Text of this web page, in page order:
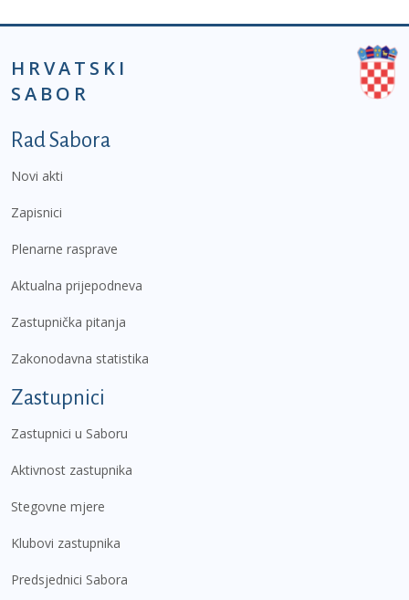
HRVATSKI
SABOR
Podnožje prvi izbornik
Rad Sabora
Novi akti
Zapisnici
Plenarne rasprave
Aktualna prijepodneva
Zastupnička pitanja
Zakonodavna statistika
Zastupnici
Zastupnici u Saboru
Aktivnost zastupnika
Stegovne mjere
Klubovi zastupnika
Predsjednici Sabora